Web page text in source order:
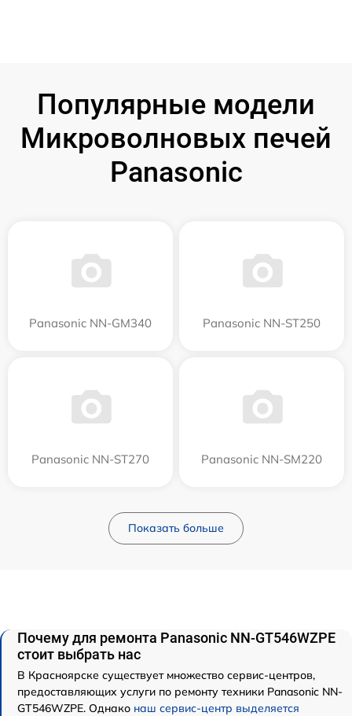
Популярные модели
Микроволновых печей
Panasonic
Panasonic NN-GM340 Panasonic NN-ST250
Panasonic NN-ST270 Panasonic NN-SM220
Показать больше
Почему для ремонта Panasonic NN-GT546WZPE
стоит выбрать нас
В Красноярске существует множество сервис-центров,
предоставляющих услуги по ремонту техники Panasonic NN-
GT546WZPE. Однако наш сервис-центр выделяется